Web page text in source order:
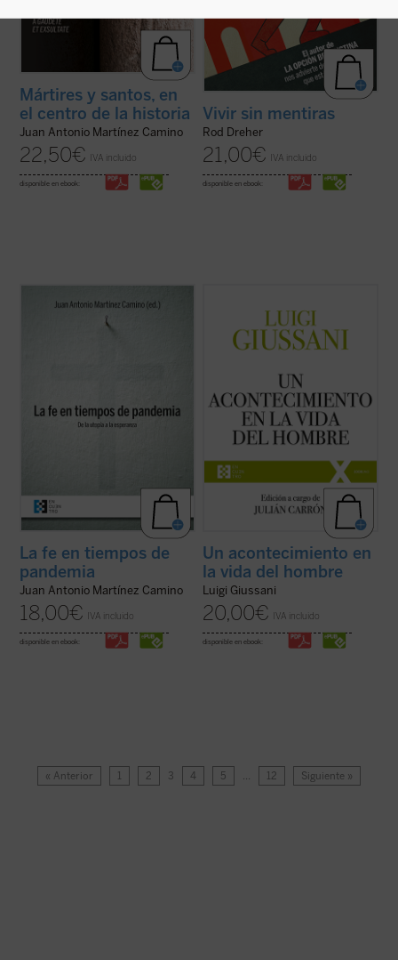
Mártires y santos, en
el centro de la historia
Juan Antonio Martínez Camino
22,50€ IVA incluido
disponible en ebook:
Vivir sin mentiras
Rod Dreher
21,00€ IVA incluido
disponible en ebook:
preguntas nada fáciles de resolver:
¿estaremos ante un cambio de época?
La fe en tiempos de
pandemia
Juan Antonio Martínez Camino
18,00€ IVA incluido
disponible en ebook:
el cuarto volumen de la serie dedicada a las
lecciones y diálogos de don Luigi Giussani
durante los Ejercicios espirituales de la
Fraternidad de Comunión y Liberación
Un acontecimiento en
la vida del hombre
Luigi Giussani
20,00€ IVA incluido
disponible en ebook:
« Anterior 1 2 3 4 5 … 12 Siguiente »